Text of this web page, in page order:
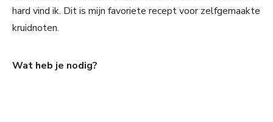
hard vind ik. Dit is mijn favoriete recept voor zelfgemaakte
kruidnoten.
Wat heb je nodig?